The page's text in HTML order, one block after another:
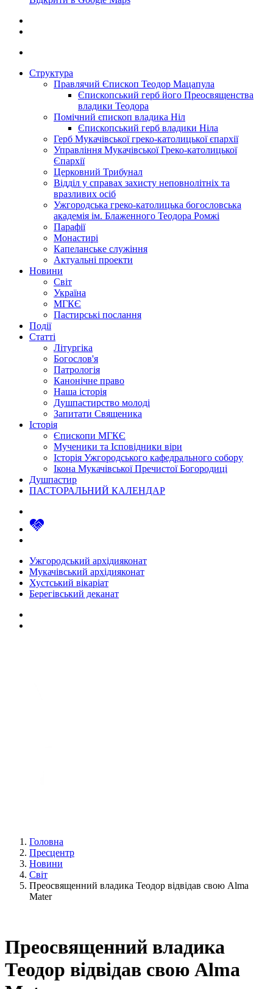
Структура
Правлячий Єпископ Теодор Мацапула
Єпископський герб його Преосвященства
владики Теодора
Помічний єпископ владика Ніл
Єпископський герб владики Ніла
Герб Мукачівської греко-католицької єпархії
Управління Мукачівської Греко-католицької
Єпархії
Церковний Трибунал
Відділ у справах захисту неповнолітніх та
вразливих осіб
Ужгородська греко-католицька богословська
академія ім. Блаженного Теодора Ромжі
Парафії
Монастирі
Капеланське служіння
Актуальні проекти
Новини
Світ
Україна
МГКЄ
Пастирські послання
Події
Статті
Літургіка
Богослов'я
Патрологія
Канонічне право
Наша історія
Душпастирство молоді
Запитати Священика
Історія
Єпископи МГКЄ
Мученики та Ісповідники віри
Історія Ужгородського кафедрального собору
Ікона Мукачівської Пречистої Богородиці
Душпастир
ПАСТОРАЛЬНИЙ КАЛЕНДАР
Ужгородський архідияконат
Мукачівський архідияконат
Хустський вікаріат
Берегівський деканат
Головна
Пресцентр
Новини
Світ
Преосвященний владика Теодор відвідав свою Alma
Mater
Преосвященний владика
Теодор відвідав свою Alma